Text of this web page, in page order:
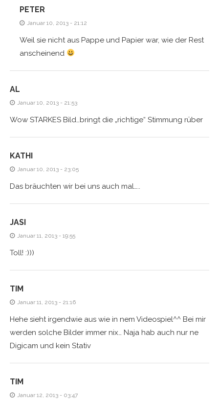
PETER
Januar 10, 2013 - 21:12
Weil sie nicht aus Pappe und Papier war, wie der Rest
anscheinend
AL
Januar 10, 2013 - 21:53
Wow STARKES Bild…bringt die „richtige“ Stimmung rüber
KATHI
Januar 10, 2013 - 23:05
Das bräuchten wir bei uns auch mal…..
JASI
Januar 11, 2013 - 19:55
Toll! :)))
TIM
Januar 11, 2013 - 21:16
Hehe sieht irgendwie aus wie in nem Videospiel^^ Bei mir
werden solche Bilder immer nix… Naja hab auch nur ne
Digicam und kein Stativ
TIM
Januar 12, 2013 - 03:47